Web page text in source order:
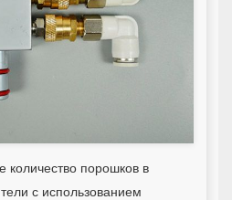
количество порошков в
с использованием